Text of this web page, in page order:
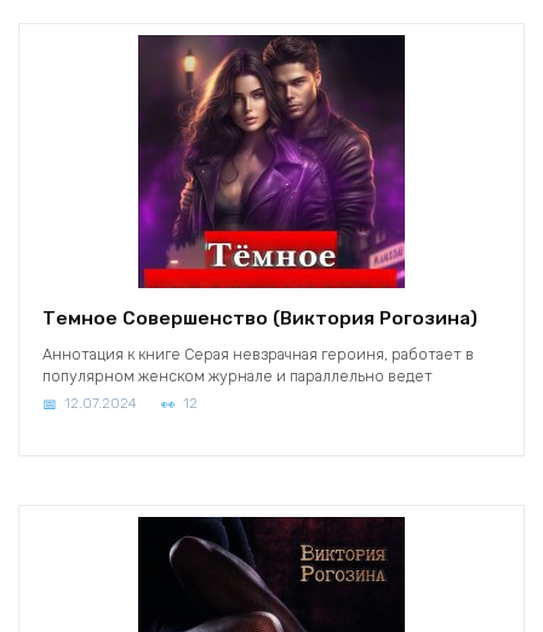
Темное Совершенство (Виктория Рогозина)
Аннотация к книге Серая невзрачная героиня, работает в
популярном женском журнале и параллельно ведет
12.07.2024 12